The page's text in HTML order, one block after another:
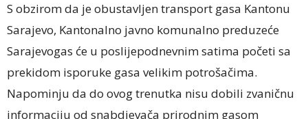
S obzirom da je obustavljen transport gasa Kantonu
Sarajevo, Kantonalno javno komunalno preduzeće
Sarajevogas će u poslijepodnevnim satima početi sa
prekidom isporuke gasa velikim potrošačima.
Napominju da do ovog trenutka nisu dobili zvaničnu
informaciju od snabdjevača prirodnim gasom